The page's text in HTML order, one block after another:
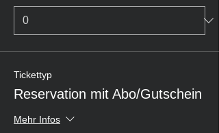
Tickettyp
Reservation mit Abo/Gutschein
Mehr Infos